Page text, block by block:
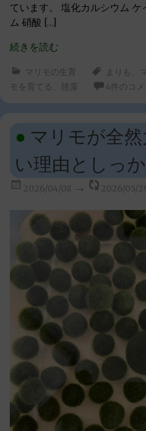
ています。 塩化カルシウム
ム 硝酸 […]
続きを読む
マリモの生育 まりも
モを育てる
毬藻 4件のコメ
マリモが全
い理由としっ
2026/04/08 2026/05/